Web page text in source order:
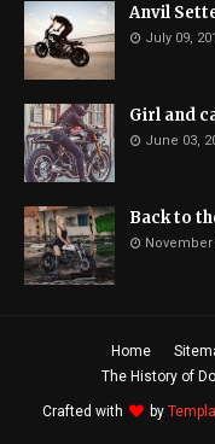
Anvil
July 09,
Girl and
June 03,
Back to
November
Home
The History of
Crafted with by